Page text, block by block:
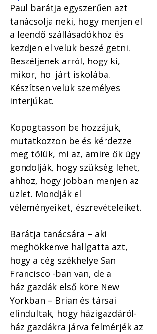
Paul barátja egyszerűen azt
tanácsolja neki, hogy menjen el
a leendő szállásadókhoz és
kezdjen el velük beszélgetni.
Beszéljenek arról, hogy ki,
mikor, hol járt iskolába.
Készítsen velük személyes
interjúkat.
Kopogtasson be hozzájuk,
mutatkozzon be és kérdezze
meg tőlük, mi az, amire ők úgy
gondolják, hogy szükség lehet,
ahhoz, hogy jobban menjen az
üzlet. Mondják el
véleményeiket, észrevételeiket.
Barátja tanácsára – aki
meghökkenve hallgatta azt,
hogy a cég székhelye San
Francisco -ban van, de a
házigazdák első köre New
Yorkban – Brian és társai
elindultak, hogy házigazdáról-
házigazdákra járva felmérjék az